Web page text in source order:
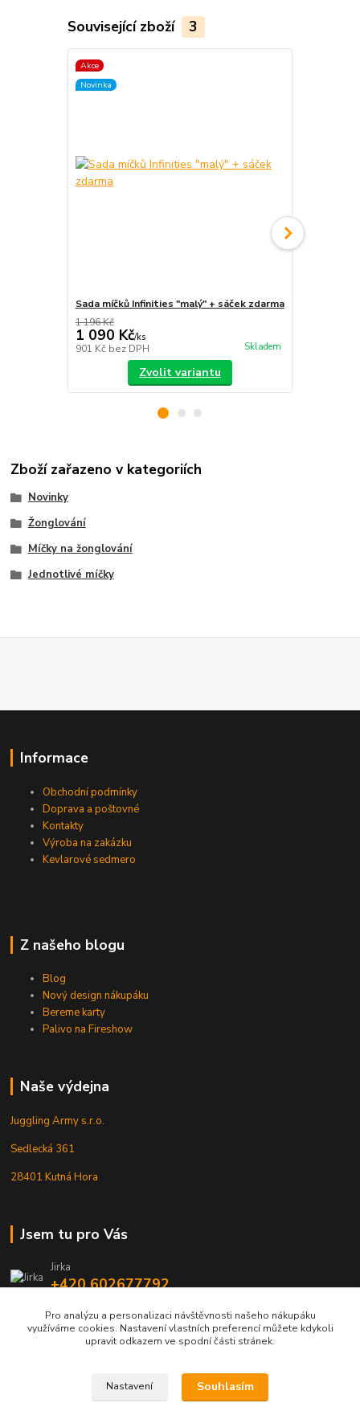
Související zboží 3
Akce
Novinka
Sada míčků Infinities "malý" + sáček zdarma
1 196 Kč
1 090 Kč/ks
901 Kč bez DPH Skladem
Zvolit variantu
Zboží zařazeno v kategoriích
Novinky
Žonglování
Míčky na žonglování
Jednotlivé míčky
Informace
Obchodní podmínky
Doprava a poštovné
Kontakty
Výroba na zakázku
Kevlarové sedmero
Z našeho blogu
Blog
Nový design nákupáku
Bereme karty
Palivo na Fireshow
Naše výdejna
Juggling Army s.r.o.
Sedlecká 361
28401 Kutná Hora
Jsem tu pro Vás
Jirka
+420 602677792
info@jarmy.cz
Pro analýzu a personalizaci návštěvnosti našeho nákupáku
využíváme cookies. Nastavení vlastních preferencí můžete kdykoli
upravit odkazem ve spodní části stránek.
Nastavení Souhlasím